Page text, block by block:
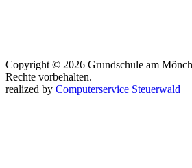
Copyright © 2026 Grundschule am
Rechte vorbehalten.
realized by Computerservice Steuerwald